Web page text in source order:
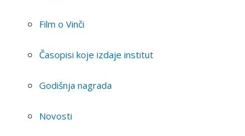
Film o Vinči
Časopisi koje izdaje institut
Godišnja nagrada
Novosti